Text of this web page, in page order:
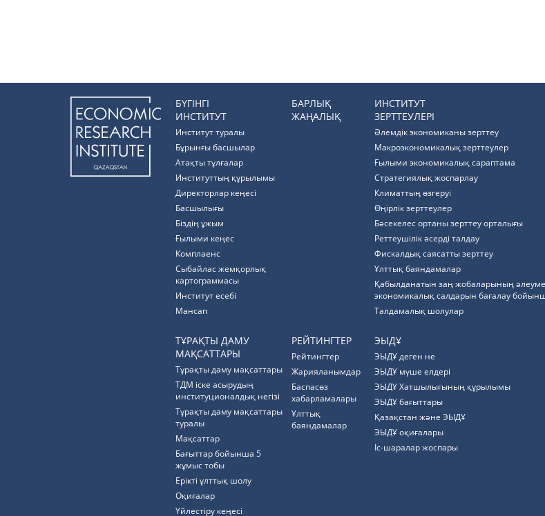
БҮГІНГІ
ИНСТИТУТ
Институт туралы
Бұрынғы басшылар
Атақты тұлғалар
Институттың құрылымы
Директорлар кеңесі
Басшылығы
Біздің ұжым
Ғылыми кеңес
Комплаенс
Cыбайлас жемқорлық
картограммасы
Институт есебі
Мансап
БАРЛЫҚ
ЖАҢАЛЫҚ
ИНСТИТУТ
ЗЕРТТЕУЛЕРІ
Әлемдік экономиканы зерттеу
Макроэкономикалық зерттеулер
Ғылыми экономикалық сараптама
Стратегиялық жоспарлау
Климаттың өзгеруі
Өңірлік зерттеулер
Бәсекелес ортаны зерттеу орталығы
Реттеушілік әсерді талдау
Фискалдық саясатты зерттеу
Ұлттық баяндамалар
Қабылданатын заң жобаларының
экономикалық салдарын бағалау
Талдамалық шолулар
ТҰРАҚТЫ ДАМУ
МАҚСАТТАРЫ
Тұрақты даму мақсаттары
ТДМ іске асырудың
институционалдық негізі
Тұрақты даму мақсаттары
туралы
Мақсаттар
Бағыттар бойынша 5
жұмыс тобы
Ерікті ұлттық шолу
Оқиғалар
Үйлестіру кеңесі
РЕЙТИНГТЕР
Рейтингтер
Жарияланымдар
Баспасөз
хабарламалары
Ұлттық
баяндамалар
ЭЫДҰ
ЭЫДҰ деген не
ЭЫДҰ мүше елдері
ЭЫДҰ Хатшылығының құрылымы
ЭЫДҰ бағыттары
Қазақстан және ЭЫДҰ
ЭЫДҰ оқиғалары
Іс-шаралар жоспары